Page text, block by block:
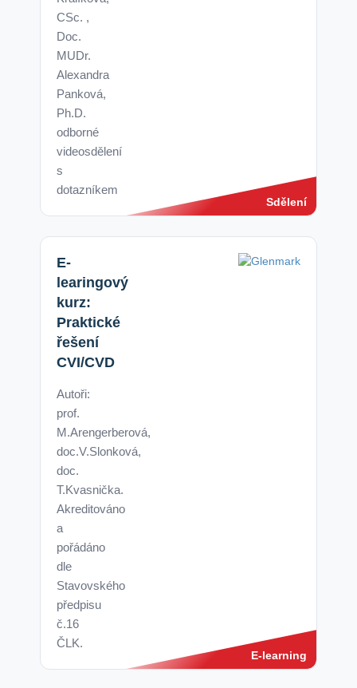
CSc. ,
Doc.
MUDr.
Alexandra
Panková,
Ph.D.
odborné
videosdělení
s
dotazníkem
Sdělení
E-
learingový
kurz:
Praktické
řešení
CVI/CVD
Autoři:
prof.
M.Arengerberová,
doc.V.Slonková,
doc.
T.Kvasnička.
Akreditováno
a
pořádáno
dle
Stavovského
předpisu
č.16
ČLK.
E-learning